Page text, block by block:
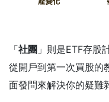
「社團 」則是ETF存股
從開戶到第一次買股的
面發問來解決你的疑難